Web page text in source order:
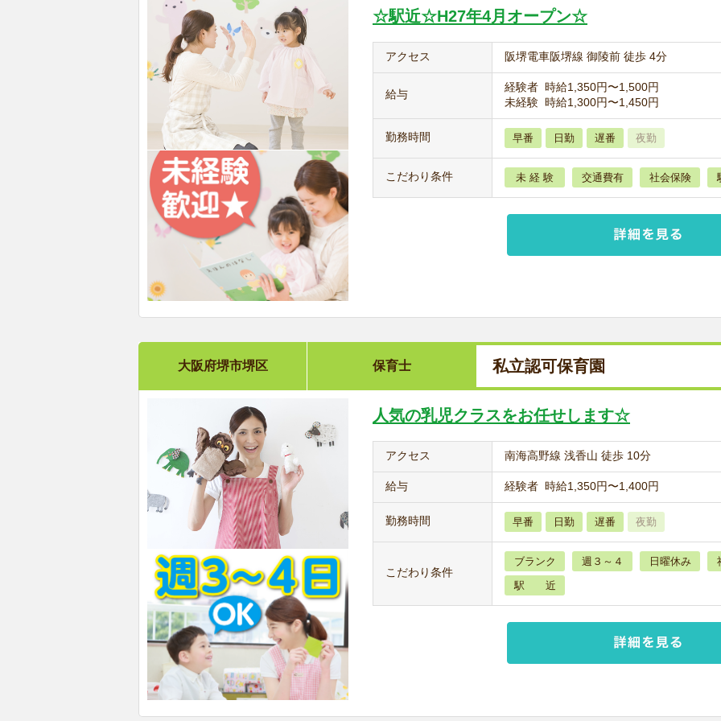
☆駅近☆H27年4月オープン☆
アクセス 阪堺電車阪堺線 御陵前 徒歩 4分
給与
経験者 時給1,350円〜1,500円
未経験 時給1,300円〜1,450円
勤務時間 早番 日勤 遅番 夜勤
こだわり条件 未 経 験 交通費有 社会保険
大阪府堺市堺区 保育士 私立認可保育園
人気の乳児クラスをお任せします☆
アクセス 南海高野線 浅香山 徒歩 10分
給与 経験者 時給1,350円〜1,400円
勤務時間 早番 日勤 遅番 夜勤
こだわり条件
ブランク 週３～４ 日曜休み
駅 近